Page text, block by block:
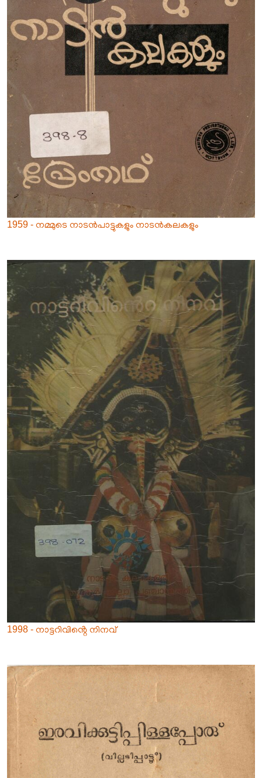
1959 - നമ്മുടെ നാടൻപാട്ടുകളും നാടൻകലകളും
1998 - നാട്ടറിവിൻ്റെ നിനവ്